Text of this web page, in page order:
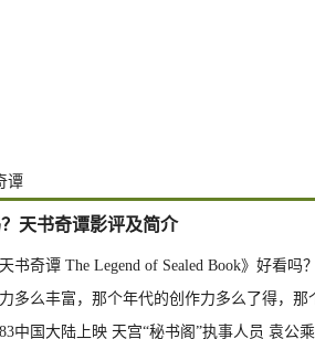
谭
天书奇谭影评及简介
天书奇谭 The Legend of Sealed Book》好看
多么丰富，那个年代的创作力多么了得，
中国大陆上映 天宫“秘书阁”执事人员 袁公